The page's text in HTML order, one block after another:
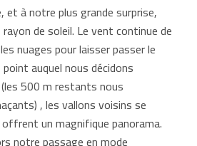
et à notre plus grande surprise,
de soleil. Le vent continue de
nuages pour laisser passer le
auquel nous décidons
500 m restants nous
, les vallons voisins se
un magnifique panorama.
notre passage en mode